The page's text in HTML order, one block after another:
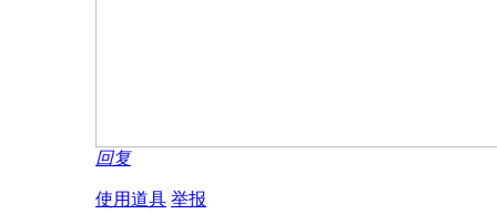
回复
使用道具 举报